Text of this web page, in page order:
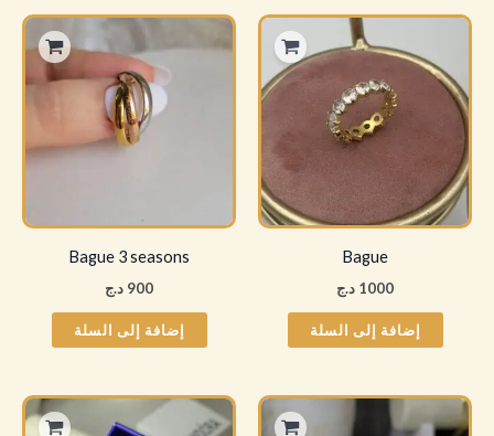
Bague
1000 د.ج
إضافة إلى السلة
Bague 3 seasons
900 د.ج
إضافة إلى السلة